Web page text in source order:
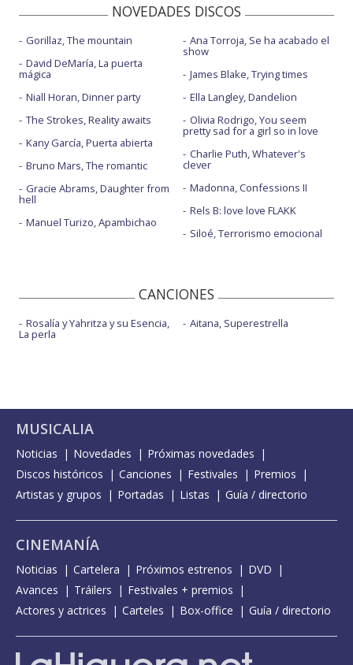
NOVEDADES DISCOS
Gorillaz, The mountain
David DeMaría, La puerta
mágica
Niall Horan, Dinner party
The Strokes, Reality awaits
Kany García, Puerta abierta
Bruno Mars, The romantic
Gracie Abrams, Daughter from
hell
Manuel Turizo, Apambichao
Ana Torroja, Se ha acabado el
show
James Blake, Trying times
Ella Langley, Dandelion
Olivia Rodrigo, You seem
pretty sad for a girl so in love
Charlie Puth, Whatever's
clever
Madonna, Confessions II
Rels B: love love FLAKK
Siloé, Terrorismo emocional
CANCIONES
Rosalía y Yahritza y su Esencia,
La perla
Aitana, Superestrella
MUSICALIA
Noticias Novedades
Próximas novedades
Discos históricos
Canciones Festivales
Premios
Artistas y grupos
Portadas Listas Guía / directorio
CINEMANÍA
Noticias Cartelera Próximos estrenos
DVD
Avances
Tráilers
Festivales + premios
Actores y actrices
Carteles Box-office Guía / directorio